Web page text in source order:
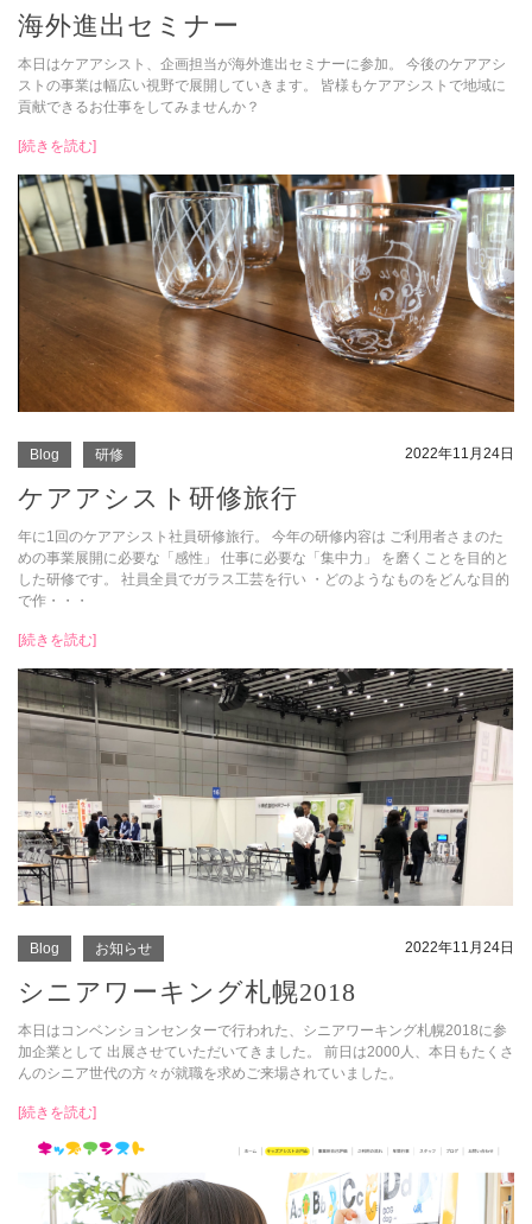
海外進出セミナー
本日はケアアシスト、企画担当が海外進出セミナーに参加。 今後のケアアシ
ストの事業は幅広い視野で展開していきます。 皆様もケアアシストで地域に
貢献できるお仕事をしてみませんか？
[続きを読む]
Blog 研修 2022年11月24日
ケアアシスト研修旅行
年に1回のケアアシスト社員研修旅行。 今年の研修内容は ご利用者さまのた
めの事業展開に必要な「感性」 仕事に必要な「集中力」 を磨くことを目的と
した研修です。 社員全員でガラス工芸を行い ・どのようなものをどんな目的
で作・・・
[続きを読む]
Blog お知らせ 2022年11月24日
シニアワーキング札幌2018
本日はコンベンションセンターで行われた、シニアワーキング札幌2018に参
加企業として 出展させていただいてきました。 前日は2000人、本日もたくさ
んのシニア世代の方々が就職を求めご来場されていました。
[続きを読む]